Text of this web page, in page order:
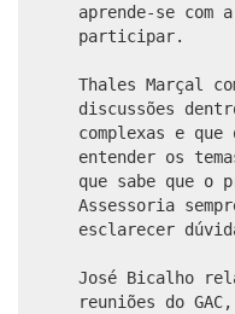
aprende-se com
participar.
Thales Marçal
discussões
complexas e
entender os
que sabe que o
Assessoria
esclarecer
José Bicalho
reuniões do